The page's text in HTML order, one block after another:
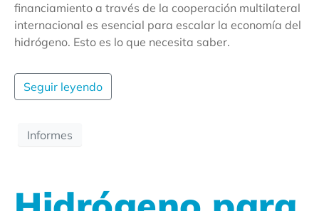
financiamiento a través de la cooperación multilateral
internacional es esencial para escalar la economía del
hidrógeno. Esto es lo que necesita saber.
Seguir leyendo
Informes